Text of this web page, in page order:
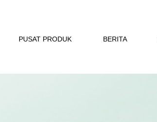
PUSAT PRODUK BERITA